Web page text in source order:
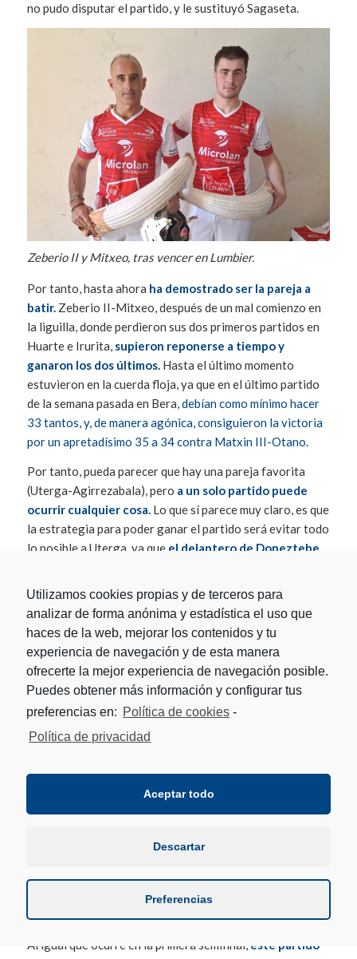
no pudo disputar el partido, y le sustituyó Sagaseta.
Zeberio II y Mitxeo, tras vencer en Lumbier.
Por tanto, hasta ahora ha demostrado ser la pareja a
batir.Zeberio II-Mitxeo, después de un mal comienzo en
la liguilla, donde perdieron sus dos primeros partidos en
Huarte e Irurita, supieron reponerse a tiempo y
ganaron los dos últimos.Hasta el último momento
estuvieron en la cuerda floja, ya que en el último partido
de la semana pasada en Bera,debían como mínimo hacer
33 tantos, y, de manera agónica, consiguieron la victoria
por un apretadísimo 35 a 34 contra Matxin III-Otano.
Por tanto, pueda parecer que hay una pareja favorita
(Uterga-Agirrezabala), pero a un solo partido puede
ocurrir cualquier cosa. Lo que sí parece muy claro, es que
la estrategia para poder ganar el partido será evitar todo
lo posible a Uterga, ya que el delantero de Doneztebe
La segunda semifinal enBurladaenfrentará a MATXIN
III-OTANO, segundos clasificados en la liguilla de
cuartos contra OTXANDORENA-BARRICART, que
alcanzaron la tercera plaza. El partido de la liguilla de
cuartos de final que enfrentó a ambas parejas, celebrado
en Puente La Reina-Gares, acabó con un
de Otxandorena-Barricart, por 35 a 21
Otano y Matxin III.
Al igual que ocurre en la primera semifinal, este partido
Utilizamos cookies propias y de terceros para
analizar de forma anónima y estadística el uso que
haces de la web, mejorar los contenidos y tu
experiencia de navegación y de esta manera
ofrecerte la mejor experiencia de navegación posible.
Puedes obtener más información y configurar tus
preferencias en: Política de cookies -
Política de privacidad
Aceptar todo
Descartar
Preferencias